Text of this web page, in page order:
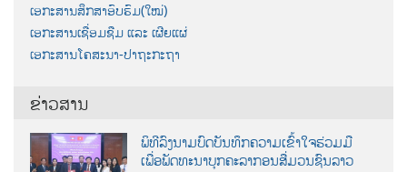
ເອກະສານສຶກສາອົບຮົມ(ໃໝ່)
ເອກະສານເຊື່ອມຊືມ ແລະ ເຜີຍແຜ່
ເອກະສານໂຄສະນາ-ປາຖະກະຖາ
ຂ່າວສານ
ພິທີລົງນາມບົດບັນທຶກຄວາມເຂົ້າໃຈຮ່ວມມື
ເພື່ອພັດທະນາບຸກຄະລາກອນສື່ມວນຊົນລາວ